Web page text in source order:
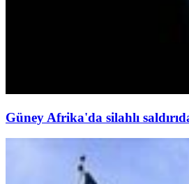
Güney Afrika'da silahlı